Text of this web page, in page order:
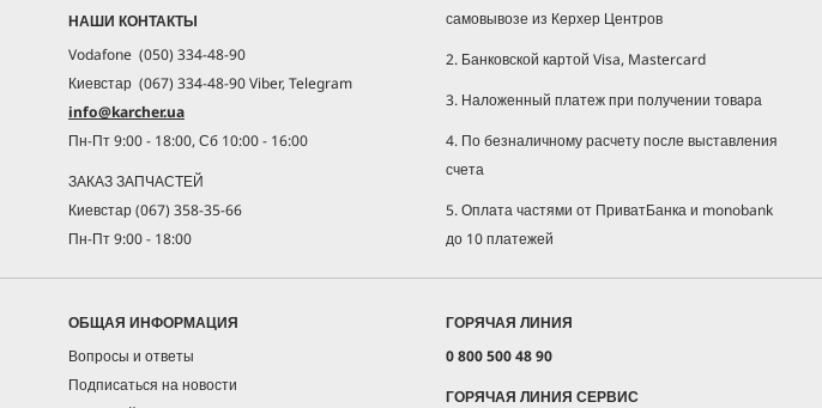
НАШИ КОНТАКТЫ
Vodafone (050) 334-48-90
Киевстар (067) 334-48-90 Viber, Telegram
info@karcher.ua
Пн-Пт 9:00 - 18:00, Сб 10:00 - 16:00
ЗАКАЗ ЗАПЧАСТЕЙ
Киевстар (067) 358-35-66
Пн-Пт 9:00 - 18:00
самовывозе из Керхер Центров
2. Банковской картой Visa, Mastercard
3. Наложенный платеж при получении товара
4. По безналичному расчету после выставления
счета
5. Оплата частями от ПриватБанка и monobank
до 10 платежей
ОБЩАЯ ИНФОРМАЦИЯ
Вопросы и ответы
Подписаться на новости
ГОРЯЧАЯ ЛИНИЯ
0 800 500 48 90
ГОРЯЧАЯ ЛИНИЯ СЕРВИС